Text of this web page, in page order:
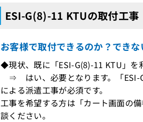
ESI-G(8)-11 KTUの取付工事
お客様で取付できるのか？でき
◆現状、既に「ESI-G(8)-11 KTU」を
⇒ はい、必要となります。「ESI-
による派遣工事が必須です。
工事を希望する方は「カート画面の
談ください。